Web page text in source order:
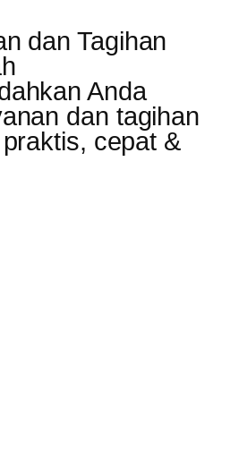
dan Tagihan
Anda
dan tagihan
cepat &